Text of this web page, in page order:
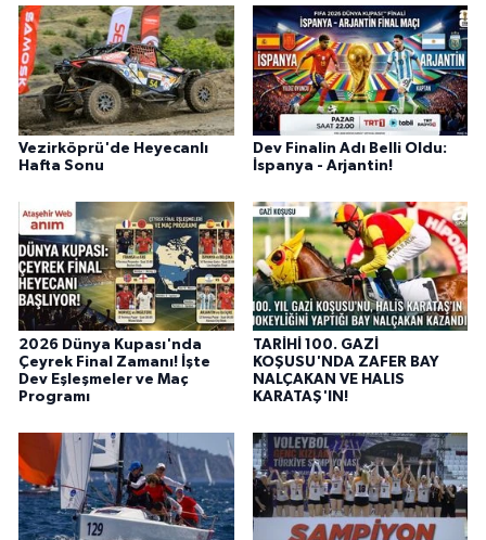
Vezirköprü'de Heyecanlı
Hafta Sonu
Dev Finalin Adı Belli Oldu:
İspanya - Arjantin!
2026 Dünya Kupası'nda
Çeyrek Final Zamanı! İşte
Dev Eşleşmeler ve Maç
Programı
TARİHİ 100. GAZİ
KOŞUSU'NDA ZAFER BAY
NALÇAKAN VE HALIS
KARATAŞ'IN!